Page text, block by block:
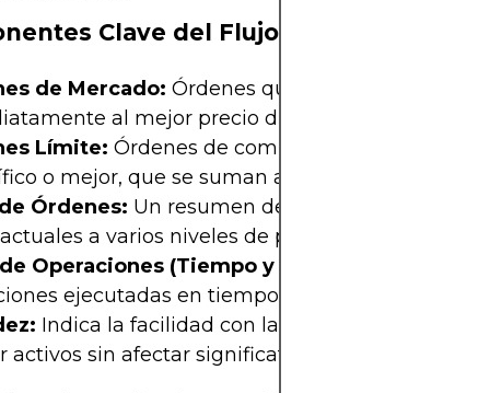
Clave del Flujo de Órdenes
de Mercado: Órdenes que se ejecutan
al mejor precio disponible.
Límite: Órdenes de compra o venta a un
o mejor, que se suman al libro de órdenes.
Órdenes: Un resumen de las órdenes de
a varios niveles de precio.
Operaciones (Tiempo y Ventas):
ejecutadas en tiempo real.
Indica la facilidad con la que se pueden
activos sin afectar significativamente el precio.